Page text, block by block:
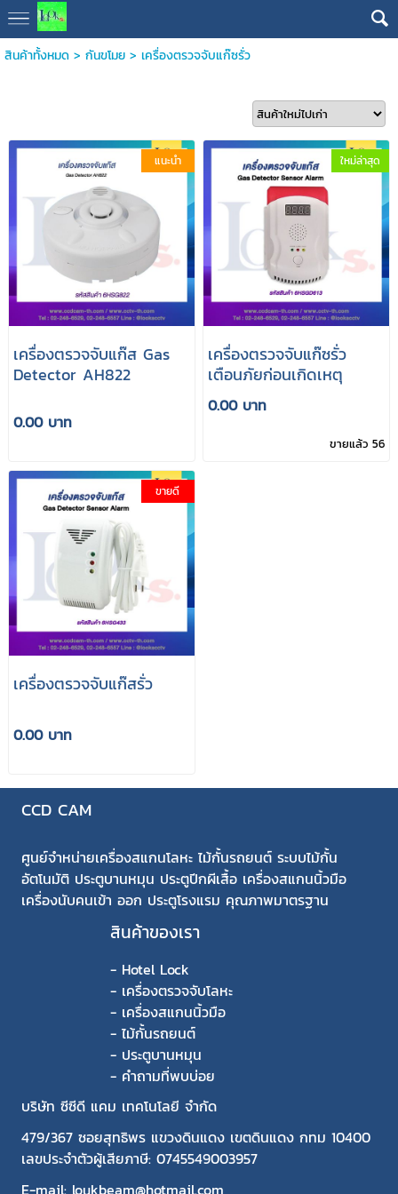
สินค้าทั้งหมด> กันขโมย> เครื่องตรวจจับแก๊ซรั่ว
แนะนำ
เครื่องตรวจจับแก๊ส Gas
Detector AH822
0.00 บาท
ใหม่ล่าสุด
เครื่องตรวจจับแก๊ซรั่ว
เตือนภัยก่อนเกิดเหตุ
0.00 บาท
ขายแล้ว 56
ขายดี
เครื่องตรวจจับแก๊สรั่ว
0.00 บาท
CCD CAM
ศูนย์จำหน่ายเครื่องสแกนโลหะ ไม้กั้นรถยนต์ ระบบไม้กั้น
อัตโนมัติ ประตูบานหมุน ประตูปีกผีเสื้อ เครื่องสแกนนิ้วมือ
เครื่องนับคนเข้า ออก ประตูโรงแรม คุณภาพมาตรฐาน
สินค้าของเรา
- Hotel Lock
- เครื่องตรวจจับโลหะ
- เครื่องสแกนนิ้วมือ
- ไม้กั้นรถยนต์
- ประตูบานหมุน
- คำถามที่พบบ่อย
บริษัท ซีซีดี แคม เทคโนโลยี จำกัด
479/367 ซอยสุทธิพร แขวงดินแดง เขตดินแดง กทม 10400
เลขประจำตัวผู้เสียภาษี: 0745549003957
E-mail: loukbeam@hotmail.com